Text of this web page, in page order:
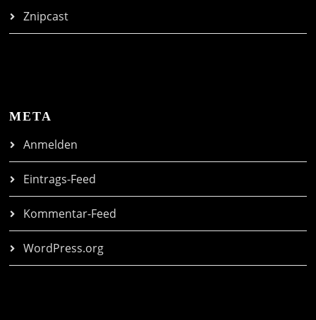
Znipcast
META
Anmelden
Eintrags-Feed
Kommentar-Feed
WordPress.org